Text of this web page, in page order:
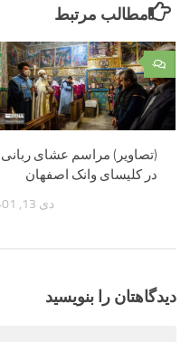
مطالب مرتبط
۰
(تصاویر) مراسم عشای ربانی
در کلیسای وانک اصفهان
دی 13, 1401
دیدگاهتان را بنویسید